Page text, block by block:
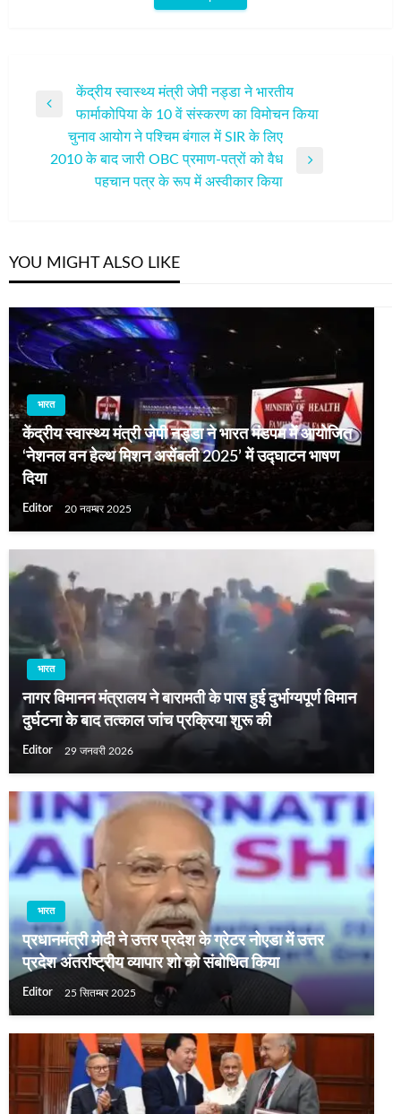
नेविगेशन
Previous
केंद्रीय स्वास्थ्य मंत्री जेपी नड्डा ने भारतीय
फार्माकोपिया के 10 वें संस्करण का विमोचन किया
चुनाव आयोग ने पश्चिम बंगाल में SIR के लिए
2010 के बाद जारी OBC प्रमाण-पत्रों को वैध
पहचान पत्र के रूप में अस्वीकार किया
YOU MIGHT ALSO LIKE
भारत
केंद्रीय स्वास्थ्य मंत्री जेपी नड्डा ने भारत मंडपम में आयोजित
‘नेशनल वन हेल्थ मिशन असेंबली 2025’ में उद्घाटन भाषण
दिया
Editor 20 नवम्बर 2025
भारत
नागर विमानन मंत्रालय ने बारामती के पास हुई दुर्भाग्यपूर्ण विमान
दुर्घटना के बाद तत्काल जांच प्रक्रिया शुरू की
Editor 29 जनवरी 2026
भारत
प्रधानमंत्री मोदी ने उत्तर प्रदेश के ग्रेटर नोएडा में उत्तर
प्रदेश अंतर्राष्ट्रीय व्यापार शो को संबोधित किया
Editor 25 सितम्बर 2025